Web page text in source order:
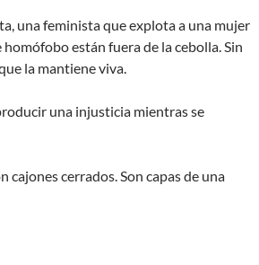
una feminista que explota a una mujer
están fuera de la cebolla. Sin
la mantiene viva.
una injusticia mientras se
cajones cerrados. Son capas de una